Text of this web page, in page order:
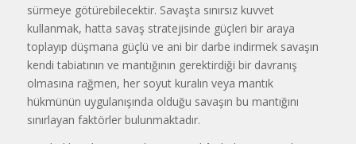
sürmeye götürebilecektir. Savaşta sınırsız kuvvet
kullanmak, hatta savaş stratejisinde güçleri bir araya
toplayıp düşmana güçlü ve ani bir darbe indirmek savaşın
kendi tabiatının ve mantığının gerektirdiği bir davranış
olmasına rağmen, her soyut kuralın veya mantık
hükmünün uygulanışında olduğu savaşın bu mantığını
sınırlayan faktörler bulunmaktadır.